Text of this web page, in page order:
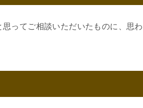
ってご相談いただいたものに、思わ